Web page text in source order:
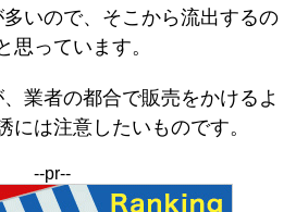
いので、そこから流出するの
思っています。
業者の都合で販売をかけるよ
には注意したいものです。
--pr--